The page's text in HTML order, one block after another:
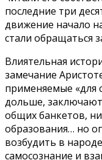
последние три
движение начало
стали обращаться
Влиятельная
замечание
применяемые «для
дольше,
общих банкетов,
образования… но
возбудить в
самосознание и